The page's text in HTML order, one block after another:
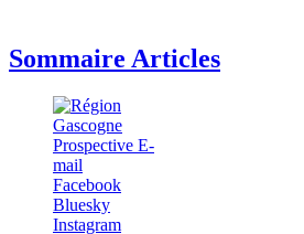
Sommaire Articles